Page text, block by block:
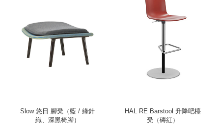
Slow 悠日 腳凳（藍 / 綠針
織、深黑椅腳）
HAL RE Barstool 升降吧檯
凳（磚紅）